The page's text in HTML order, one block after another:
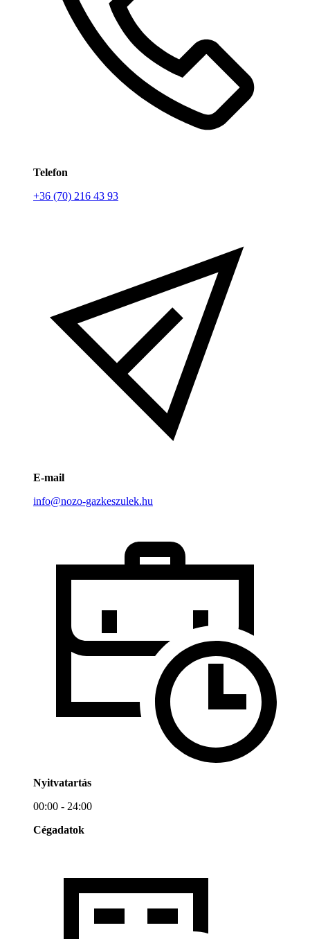
Telefon
+36 (70) 216 43 93
E-mail
info@nozo-gazkeszulek.hu
Nyitvatartás
00:00 - 24:00
Cégadatok